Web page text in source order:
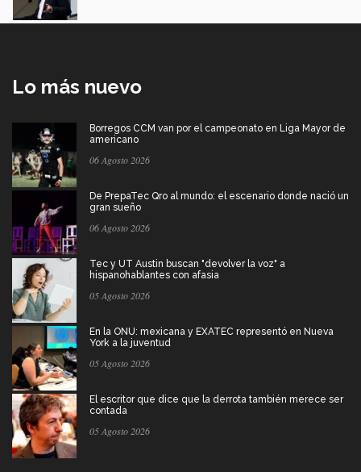
Lo más nuevo
Borregos CCM van por el campeonato en Liga Mayor de
americano
06 Agosto 2026
De PrepaTec Qro al mundo: el escenario donde nació un
gran sueño
06 Agosto 2026
Tec y UT Austin buscan "devolver la voz" a
hispanohablantes con afasia
05 Agosto 2026
En la ONU: mexicana y EXATEC representó en Nueva
York a la juventud
05 Agosto 2026
El escritor que dice que la derrota también merece ser
contada
05 Agosto 2026